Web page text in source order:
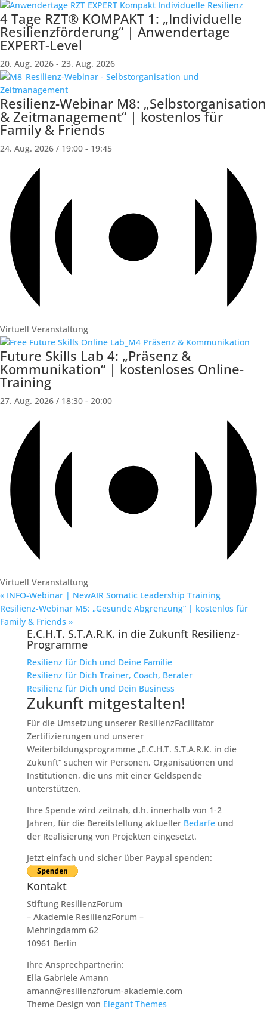
4 Tage RZT® KOMPAKT 1: „Individuelle
Resilienzförderung“ | Anwendertage
EXPERT-Level
20. Aug. 2026 - 23. Aug. 2026
Resilienz-Webinar M8: „Selbstorganisation
& Zeitmanagement“ | kostenlos für
Family & Friends
24. Aug. 2026 / 19:00 - 19:45
Virtuell Veranstaltung
Future Skills Lab 4: „Präsenz &
Kommunikation“ | kostenloses Online-
Training
27. Aug. 2026 / 18:30 - 20:00
Virtuell Veranstaltung
« INFO-Webinar | NewAIR Somatic Leadership Training
Resilienz-Webinar M5: „Gesunde Abgrenzung“ | kostenlos für
Family & Friends »
E.C.H.T. S.T.A.R.K. in die Zukunft Resilienz-
Programme
Resilienz für Dich und Deine Familie
Resilienz für Dich Trainer, Coach, Berater
Resilienz für Dich und Dein Business
Zukunft mitgestalten!
Für die Umsetzung unserer ResilienzFacilitator
Zertifizierungen und unserer
Weiterbildungsprogramme „E.C.H.T. S.T.A.R.K. in die
Zukunft“ suchen wir Personen, Organisationen und
Institutionen, die uns mit einer Geldspende
unterstützen.
Ihre Spende wird zeitnah, d.h. innerhalb von 1-2
Jahren, für die Bereitstellung aktueller Bedarfeund
der Realisierung von Projekten eingesetzt.
Jetzt einfach und sicher über Paypal spenden:
Kontakt
Stiftung ResilienzForum
– Akademie ResilienzForum –
Mehringdamm 62
10961 Berlin
Ihre Ansprechpartnerin:
Ella Gabriele Amann
amann@resilienzforum-akademie.com
Theme Design von Elegant Themes